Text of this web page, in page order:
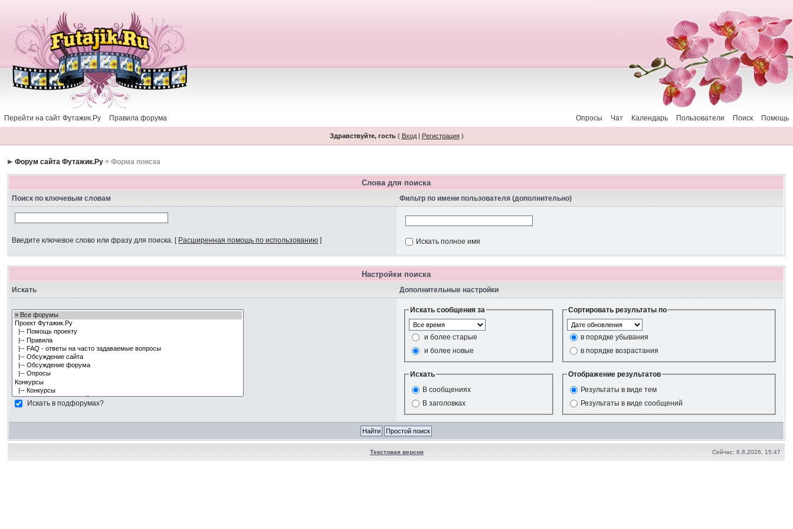
Перейти на сайт Футажик.Ру Правила форума Помощь
Поиск
Пользователи
Календарь
Чат
Опросы
Здравствуйте, гость( Вход| Регистрация)
Форум сайта Футажик.Ру > Форма поиска
Слова для поиска
Поиск по ключевым словам Фильтр по имени пользователя (дополнительно)
Введите ключевое слово или фразу для поиска. [ Расширенная помощь по использованию ] Искать полное имя
Настройки поиска
Искать Дополнительные настройки
Искать в подфорумах?
Искать сообщения за
и более старые
и более новые
Сортировать результаты по
в порядке убывания
в порядке возрастания
Искать
В сообщениях
В заголовках
Отображение результатов
Результаты в виде тем
Результаты в виде сообщений
Текстовая версия Сейчас: 8.8.2026, 15:47